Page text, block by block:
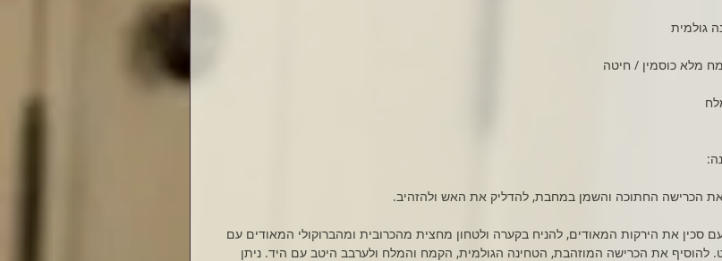
עם סכין את הירקות המאודים, להניח בקערה ולטחון מחצית מהכרובית ומהברוקולי המאודים עם
להוסיף את הכרישה המוזהבת, הטחינה הגולמית, הקמח והמלח ולערבב היטב עם היד. ניתן